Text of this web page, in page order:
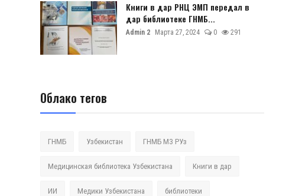
Книги в дар РНЦ ЭМП передал в
дар библиотеке ГНМБ...
Admin 2 Марта 27, 2024 0 291
Облако тегов
ГНМБ Узбекистан ГНМБ МЗ РУз
Медицинская библиотека Узбекистана Книги в дар
ИИ Медики Узбекистана библиотеки